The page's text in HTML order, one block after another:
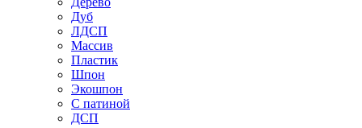
Дуб
ЛДСП
Массив
Пластик
Шпон
Экошпон
С патиной
ДСП